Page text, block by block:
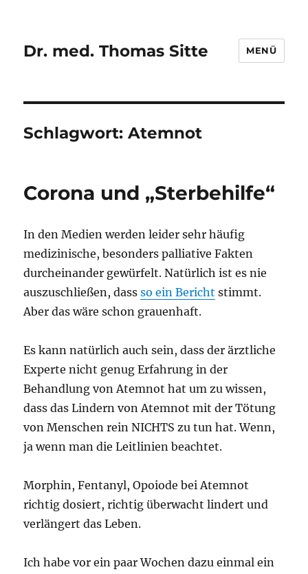
Dr. med. Thomas Sitte MENÜ
Schlagwort:Atemnot
Corona und „Sterbehilfe“
In den Medien werden leider sehr häufig
medizinische, besonders palliative Fakten
durcheinander gewürfelt. Natürlich ist es nie
auszuschließen, dassso ein Bericht stimmt.
Aber das wäre schon grauenhaft.
Es kann natürlich auch sein, dass der ärztliche
Experte nicht genug Erfahrung in der
Behandlung von Atemnot hat um zu wissen,
dass das Lindern von Atemnot mit der Tötung
von Menschen rein NICHTS zu tun hat. Wenn,
ja wenn man die Leitlinien beachtet.
Morphin, Fentanyl, Opoiode bei Atemnot
richtig dosiert, richtig überwacht lindert und
verlängert das Leben.
Ich habe vor ein paar Wochen dazu einmal ein